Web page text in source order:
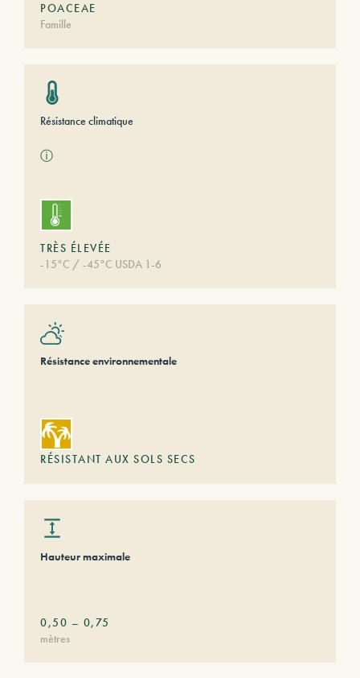
POACEAE
Famille
Résistance climatique
ⓘ
TRÈS ÉLEVÉE
-15°C / -45°C USDA 1-6
Résistance environnementale
RÉSISTANT AUX SOLS SECS
Hauteur maximale
0,50 – 0,75
mètres